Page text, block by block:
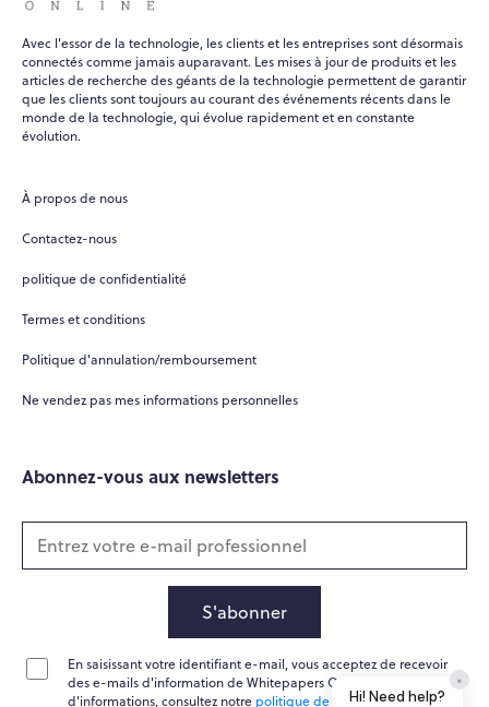
Avec l'essor de la technologie, les clients et les entreprises sont désormais
connectés comme jamais auparavant. Les mises à jour de produits et les
articles de recherche des géants de la technologie permettent de garantir
que les clients sont toujours au courant des événements récents dans le
monde de la technologie, qui évolue rapidement et en constante
évolution.
À propos de nous
Contactez-nous
politique de confidentialité
Termes et conditions
Politique d'annulation/remboursement
Ne vendez pas mes informations personnelles
Abonnez-vous aux newsletters
S'abonner
En saisissant votre identifiant e-mail, vous acceptez de recevoir
des e-mails d'information de Whitepapers Online. Pour plus
d'informations, consultez notre politique de confidentialité
Hi! Need help?
×